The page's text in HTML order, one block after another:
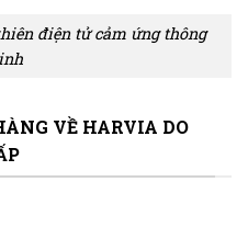
điện tử cảm ứng thông
VỀ HARVIA DO